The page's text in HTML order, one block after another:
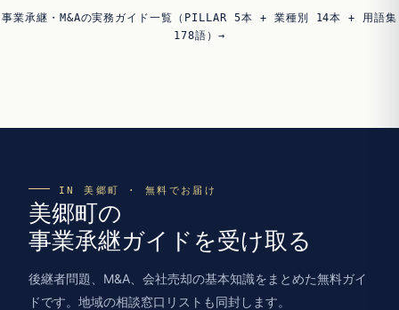
事業承継・M&Aの実務ガイド一覧（PILLAR 5本 + 業種別 14本 + 用語集
178語）→
IN 美郷町 · 無料でお届け
美郷町の
事業承継ガイドを受け取る
後継者問題、M&A、会社売却の基本知識をまとめた無料ガイ
ドです。地域の相談窓口リストも同封します。